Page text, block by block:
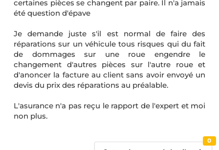
certaines pièces se changent par paire. Il n'a jamais
été question d'épave
Je demande juste s'il est normal de faire des
réparations sur un véhicule tous risques qui du fait
de dommages sur une roue engendre le
changement d'autres pièces sur l'autre roue et
d'anoncer la facture au client sans avoir envoyé un
devis du prix des réparations au préalable.
L'asurance n'a pas reçu le rapport de l'expert et moi
non plus.
0